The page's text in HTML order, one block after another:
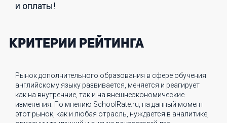
и оплаты!
Критерии рейтинга
Рынок дополнительного образования в сфере обучения
английскому языку развивается, меняется и реагирует
как на внутренние, так и на внешнеэкономические
изменения. По мнению SchoolRate.ru, на данный момент
этот рынок, как и любая отрасль, нуждается в аналитике,